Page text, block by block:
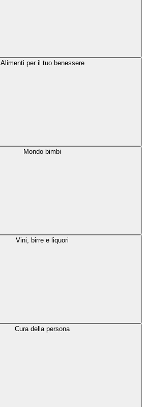
Alimenti per il tuo benessere
Mondo bimbi
Vini, birre e liquori
Cura della persona